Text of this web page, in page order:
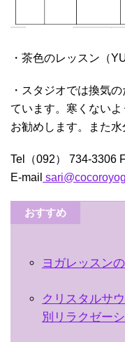
・茶色のレッスン（
・スタジオでは換気
ています。寒くない
お勧めします。また水
Tel（092） 734-3306
E-mail
おすすめ
ヨガレッスン
クリスタルサ
別リラクゼー